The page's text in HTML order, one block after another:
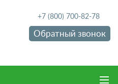
+7 (800) 700-82-78
Обратный звонок